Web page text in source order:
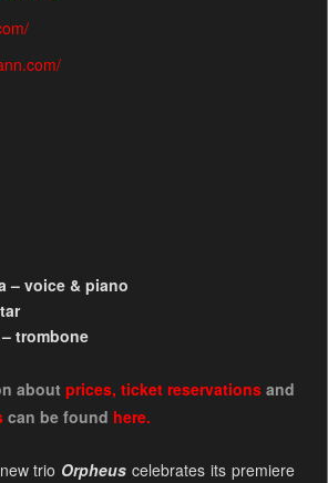
– voice & piano
trombone
about prices,ticket reservations and
can be found here.
trio Orpheus celebrates its premiere